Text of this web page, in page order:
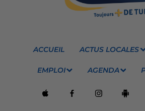
ACCUEIL ACTUS LOCALES
EMPLOI AGENDA